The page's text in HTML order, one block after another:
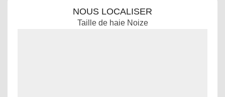
NOUS LOCALISER
Taille de haie Noize